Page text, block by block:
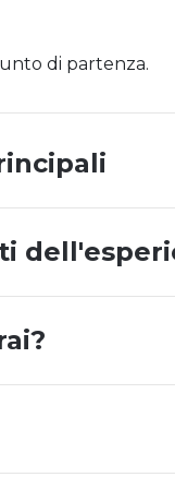
di partenza.